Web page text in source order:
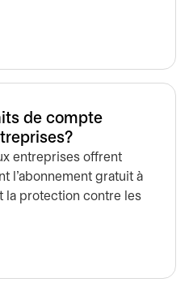
de compte
entreprises offrent
l'abonnement gratuit à
la protection contre les